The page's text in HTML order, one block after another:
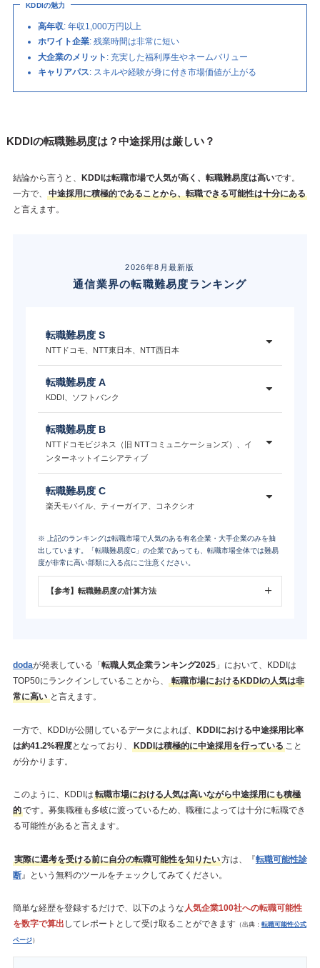
KDDIの魅力
高年収: 年収1,000万円以上
ホワイト企業: 残業時間は非常に短い
大企業のメリット : 充実した福利厚生やネームバリュー
キャリアパス: スキルや経験が身に付き市場価値が上がる
KDDIの転職難易度は？中途採用は厳しい？
結論から言うと、 KDDIは転職市場で人気が高く、転職難易度は高いです。
一方で、
中途採用に積極的であることから、転職できる可能性は十分にある
と言えます。
2026年8月最新版
通信業界の転職難易度ランキング
転職難易度 S
NTTドコモ、NTT東日本、NTT西日本
転職難易度 A
KDDI、ソフトバンク
転職難易度 B
NTTドコモビジネス（旧 NTTコミュニケーションズ）、イ
ンターネットイニシアティブ
転職難易度 C
楽天モバイル、ティーガイア、コネクシオ
※ 上記のランキングは転職市場で人気のある有名企業・大手企業のみを抽
出しています。「転職難易度C」の企業であっても、転職市場全体では難易
度が非常に高い部類に入る点にご注意ください。
【参考】転職難易度の計算方法
dodaが発表している「 転職人気企業ランキング2025」において、KDDIは
TOP50にランクインしていることから、
転職市場におけるKDDIの人気は非
常に高い と言えます。
一方で、KDDIが公開しているデータによれば、 KDDIにおける中途採用比率
は約41.2%程度となっており、 KDDIは積極的に中途採用を行っている こと
が分かります。
このように、KDDIは 転職市場における人気は高いながら中途採用にも積極
的です。募集職種も多岐に渡っているため、職種によっては十分に転職でき
る可能性があると言えます。
実際に選考を受ける前に自分の転職可能性を知りたい方は、『転職可能性診
断』という無料のツールをチェックしてみてください。
簡単な経歴を登録するだけで、以下のような人気企業100社への転職可能性
を数字で算出 してレポートとして受け取ることができます（出典： 転職可能性公式
ページ）